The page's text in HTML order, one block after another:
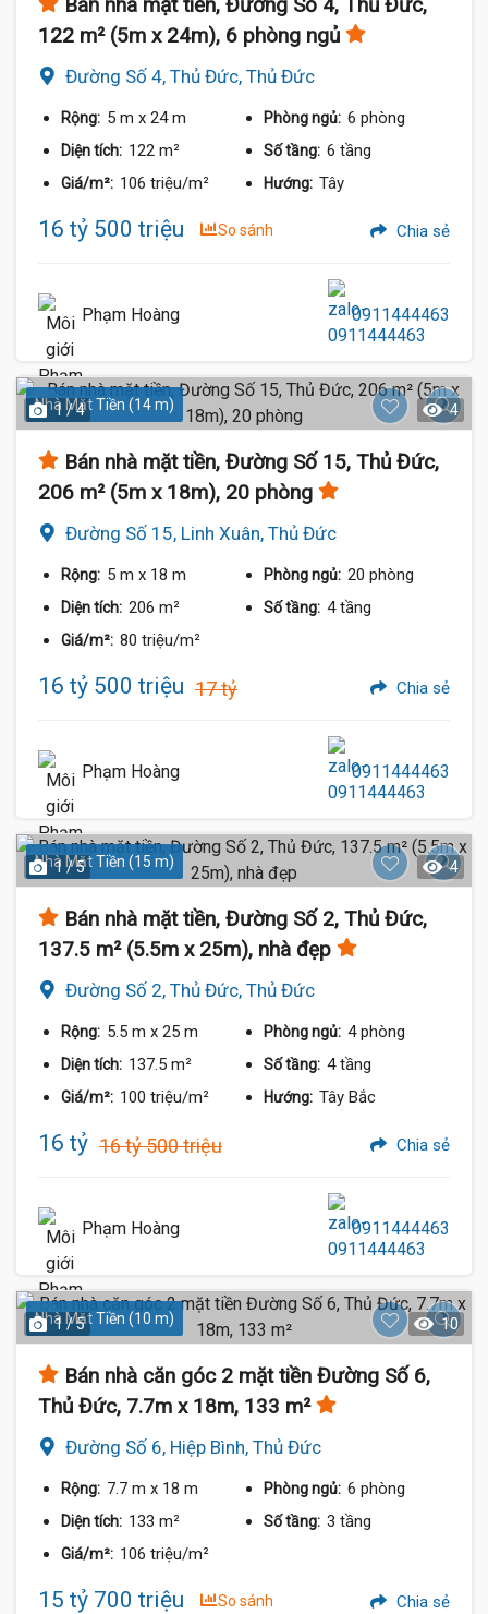
122 m² (5m x 24m), 6 phòng ngủ
Đường Số 4, Thủ Đức, Thủ Đức
Rộng: 5 m x 24 m Phòng ngủ: 6 phòng
Diện tích: 122 m² Số tầng: 6 tầng
Giá/m²: 106 triệu/m² Hướng: Tây
16 tỷ 500 triệu So sánh Chia sẻ
Phạm Hoàng 0911444463
Nhà Mặt Tiền (14 m)
1 / 4 4
Bán nhà mặt tiền, Đường Số 15, Thủ Đức,
206 m² (5m x 18m), 20 phòng
Đường Số 15, Linh Xuân, Thủ Đức
Rộng: 5 m x 18 m Phòng ngủ: 20 phòng
Diện tích: 206 m² Số tầng: 4 tầng
Giá/m²: 80 triệu/m²
16 tỷ 500 triệu 17 tỷ Chia sẻ
Phạm Hoàng 0911444463
Nhà Mặt Tiền (15 m)
1 / 5 4
Bán nhà mặt tiền, Đường Số 2, Thủ Đức,
137.5 m² (5.5m x 25m), nhà đẹp
Đường Số 2, Thủ Đức, Thủ Đức
Rộng: 5.5 m x 25 m Phòng ngủ: 4 phòng
Diện tích: 137.5 m² Số tầng: 4 tầng
Giá/m²: 100 triệu/m² Hướng: Tây Bắc
16 tỷ 16 tỷ 500 triệu Chia sẻ
Phạm Hoàng 0911444463
Nhà Mặt Tiền (10 m)
1 / 5 10
Bán nhà căn góc 2 mặt tiền Đường Số 6,
Thủ Đức, 7.7m x 18m, 133 m²
Đường Số 6, Hiệp Bình, Thủ Đức
Rộng: 7.7 m x 18 m Phòng ngủ: 6 phòng
Diện tích: 133 m² Số tầng: 3 tầng
Giá/m²: 106 triệu/m²
15 tỷ 700 triệu So sánh Chia sẻ